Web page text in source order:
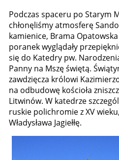
Podczas spaceru po Starym
chłonęliśmy atmosferę
kamienice, Brama
poranek wyglądały
się do Katedry pw.
Panny na Mszę świętą.
zawdzięcza królowi
na odbudowę kościoła
Litwinów. W katedrze
ruskie polichromie z XV
Władysława Jagiełłę.